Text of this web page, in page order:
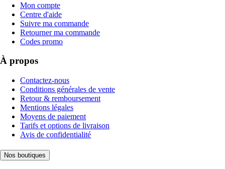
Mon compte
Centre d'aide
Suivre ma commande
Retourner ma commande
Codes promo
À propos
Contactez-nous
Conditions générales de vente
Retour & remboursement
Mentions légales
Moyens de paiement
Tarifs et options de livraison
Avis de confidentialité
Nos boutiques